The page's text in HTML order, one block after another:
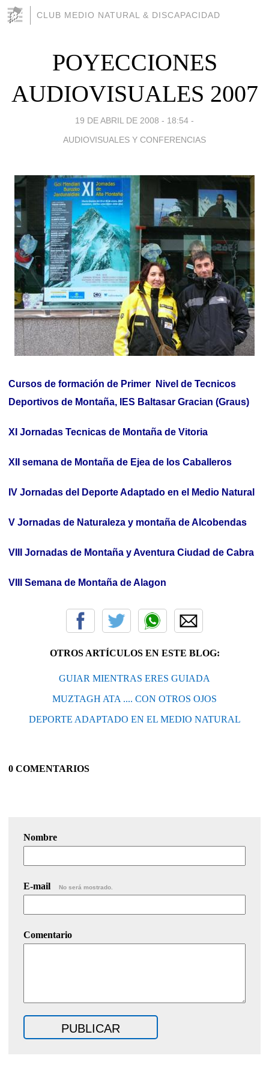
CLUB MEDIO NATURAL & DISCAPACIDAD
POYECCIONES
AUDIOVISUALES 2007
19 DE ABRIL DE 2008 - 18:54 -
AUDIOVISUALES Y CONFERENCIAS
Cursos de formación de Primer Nivel de Tecnicos
Deportivos de Montaña, IES Baltasar Gracian (Graus)
XI Jornadas Tecnicas de Montaña de Vitoria
XII semana de Montaña de Ejea de los Caballeros
IV Jornadas del Deporte Adaptado en el Medio Natural
V Jornadas de Naturaleza y montaña de Alcobendas
VIII Jornadas de Montaña y Aventura Ciudad de Cabra
VIII Semana de Montaña de Alagon
OTROS ARTÍCULOS EN ESTE BLOG:
GUIAR MIENTRAS ERES GUIADA
MUZTAGH ATA .... CON OTROS OJOS
DEPORTE ADAPTADO EN EL MEDIO NATURAL
0 COMENTARIOS
Nombre
E-mail No será mostrado.
Comentario